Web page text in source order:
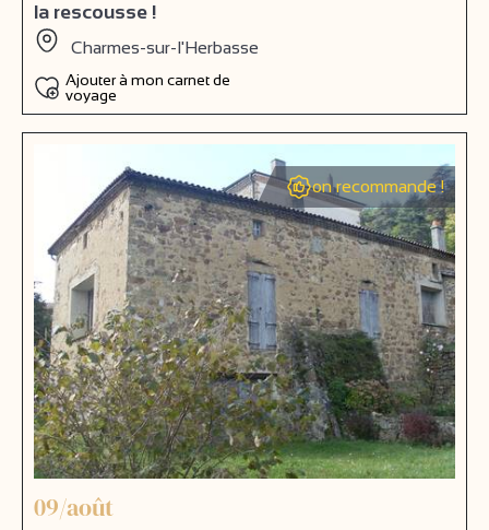
la rescousse !
Charmes-sur-l'Herbasse
Ajouter à mon carnet de
voyage
on recommande !
09/août